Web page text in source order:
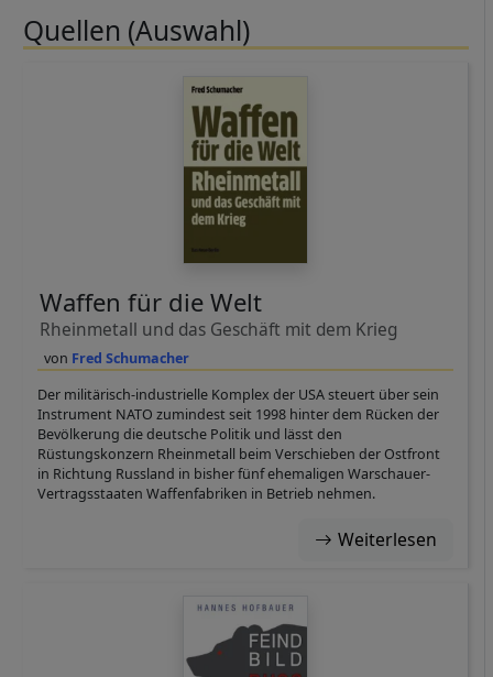
Quellen (Auswahl)
Fred Schumacher
Waffen für die Welt
Rheinmetall und das Geschäft mit dem Krieg
Der militärisch-industrielle Komplex der USA steuert über sein
Instrument NATO zumindest seit 1998 hinter dem Rücken der
Bevölkerung die deutsche Politik und lässt den
Rüstungskonzern Rheinmetall beim Verschieben der Ostfront
in Richtung Russland in bisher fünf ehemaligen Warschauer-
Vertragsstaaten Waffenfabriken in Betrieb nehmen.
Weiterlesen